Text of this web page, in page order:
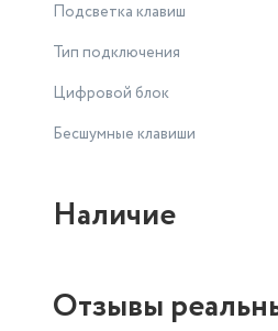
Подсветка клавиш
Тип подключения
Цифровой блок
Бесшумные клавиши
Наличие
Отзывы